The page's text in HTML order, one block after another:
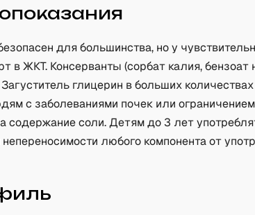
для большинства, но у
в ЖКТ. Консерванты (сорбат калия, бензоат
глицерин в больших
с заболеваниями почек или
содержание соли. Детям до 3 лет
любого компонента от